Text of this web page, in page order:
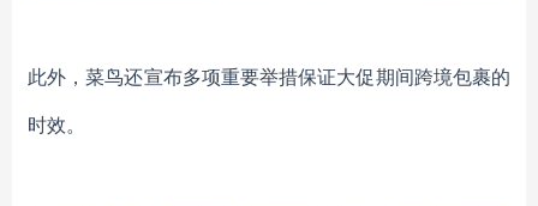
此外，菜鸟还宣布多项重要举措保证大促期间跨境包裹的
时效。